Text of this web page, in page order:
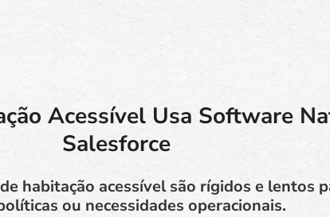
Acessível Usa Software
Salesforce
habitação acessível são rígidos e lentos
ou necessidades operacionais.